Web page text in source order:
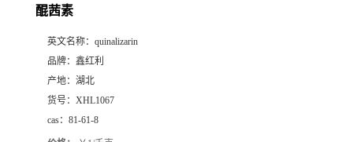
醌茜素
英文名称： quinalizarin
品牌： 鑫红利
产地： 湖北
货号： XHL1067
cas： 81-61-8